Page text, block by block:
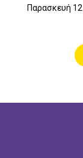
Παρασκευή